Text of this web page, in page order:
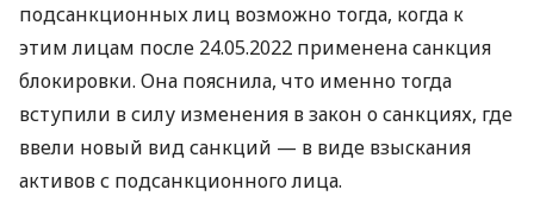
подсанкционных лиц возможно тогда, когда к
этим лицам после 24.05.2022 применена санкция
блокировки. Она пояснила, что именно тогда
вступили в силу изменения в закон о санкциях, где
ввели новый вид санкций — в виде взыскания
активов с подсанкционного лица.